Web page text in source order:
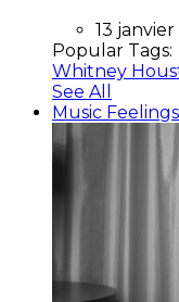
13 janvier
Popular Tags:
Whitney
See All
Music Feelings